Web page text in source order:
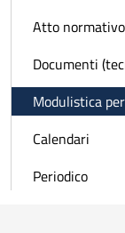
Atto normativo
Documenti
Modulistica
Calendari
Periodico